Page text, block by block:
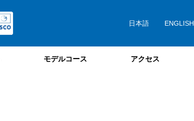
日本語 ENGLISH
モデルコース アクセス